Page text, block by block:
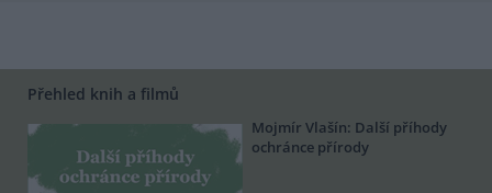
Přehled knih a filmů
Mojmír Vlašín: Další příhody
ochránce přírody